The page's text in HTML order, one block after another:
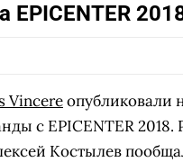
Vincereопубликовали
с EPICENTER 2018.
Костылев